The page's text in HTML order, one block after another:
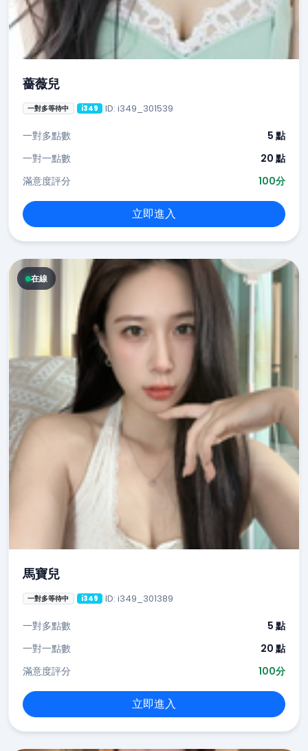
薔薇兒
一對多等待中 i349 ID: i349_301539
一對多點數
5 點
一對一點數
20 點
滿意度評分
100分
立即進入
在線
馬寶兒
一對多等待中 i349 ID: i349_301389
一對多點數
5 點
一對一點數
20 點
滿意度評分
100分
立即進入